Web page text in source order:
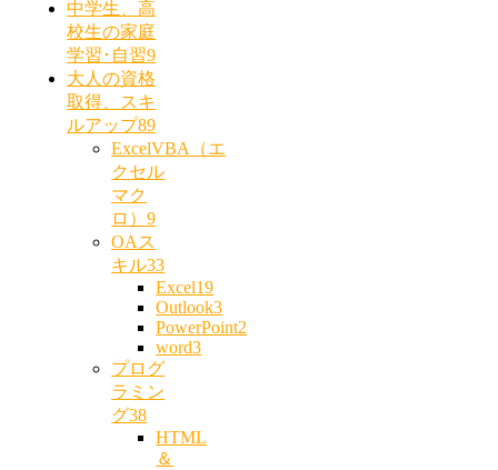
中学生、高
校生の家庭
学習･自習9
大人の資格
取得、スキ
ルアップ89
ExcelVBA（エ
クセル
マク
ロ）9
OAス
キル33
Excel19
Outlook3
PowerPoint2
word3
プログ
ラミン
グ38
HTML
＆